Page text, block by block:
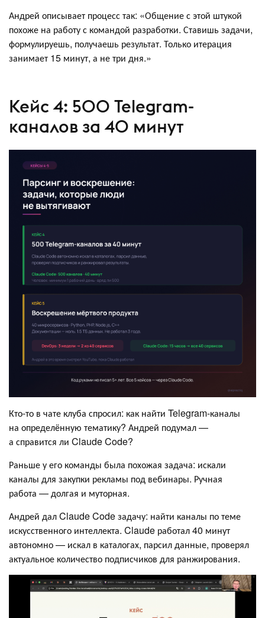
Андрей описывает процесс так: «Общение с этой штукой
похоже на работу с командой разработки. Ставишь задачи,
формулируешь, получаешь результат. Только итерация
занимает 15 минут, а не три дня.»
Кейс 4: 500 Telegram-
каналов за 40 минут
Кто-то в чате клуба спросил: как найти Telegram-каналы
на определённую тематику? Андрей подумал —
а справится ли Claude Code?
Раньше у его команды была похожая задача: искали
каналы для закупки рекламы под вебинары. Ручная
работа — долгая и муторная.
Андрей дал Claude Code задачу: найти каналы по теме
искусственного интеллекта. Claude работал 40 минут
автономно — искал в каталогах, парсил данные, проверял
актуальное количество подписчиков для ранжирования.